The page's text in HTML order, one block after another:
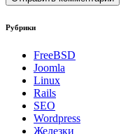
Рубрики
FreeBSD
Joomla
Linux
Rails
SEO
Wordpress
Железки